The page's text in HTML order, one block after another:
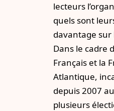
lecteurs
quels sont
davantage
Dans le cadre
Français et la
Atlantique,
depuis 2007
plusieurs